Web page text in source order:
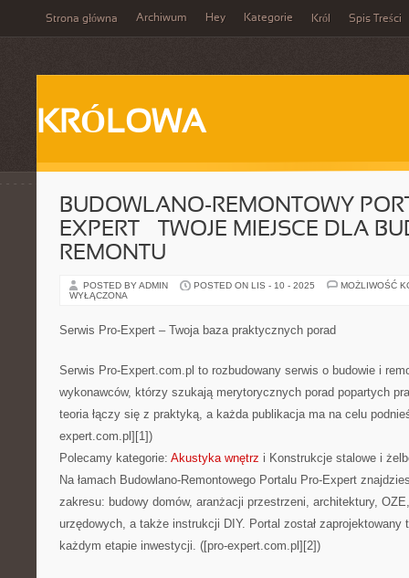
Strona główna Archiwum Hey Kategorie Król Spis Treści
KRÓLOWA
BUDOWLANO-REMONTOWY
EXPERT – TWOJE MIEJSCE DLA
REMONTU
POSTED BY ADMIN POSTED ON LIS - 10 - 2025
MOŻLIWOŚĆ
WYŁĄCZONA
Serwis Pro-Expert – Twoja baza praktycznych porad
Serwis Pro-Expert.com.pl to rozbudowany serwis o budowie i
wykonawców, którzy szukają merytorycznych porad popartych
teoria łączy się z praktyką, a każda publikacja ma na celu
expert.com.pl][1])
Polecamy kategorie: Akustyka wnętrz i Konstrukcje stalowe i
Na łamach Budowlano-Remontowego Portalu Pro-Expert
zakresu: budowy domów, aranżacji przestrzeni, architektury,
urzędowych, a także instrukcji DIY. Portal został zaprojektowany
każdym etapie inwestycji. ([pro-expert.com.pl][2])